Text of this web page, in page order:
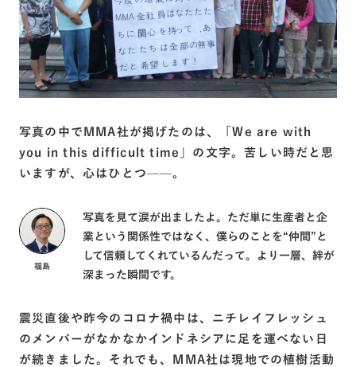
写真の中でMMA社が掲げたのは、「We are with
you in this difficult time」の文字。苦しい時だと思
いますが、心はひとつ——。
福島
写真を見て涙が出ましたよ。ただ単に生産者と企
業という関係性ではなく、僕らのことを“仲間”と
して信頼してくれているんだって。より一層、絆が
深まった瞬間です。
震災直後や昨今のコロナ禍中は、ニチレイフレッシュ
のメンバーがなかなかインドネシアに足を運べない日
が続きました。それでも、MMA社は現地での植樹活動